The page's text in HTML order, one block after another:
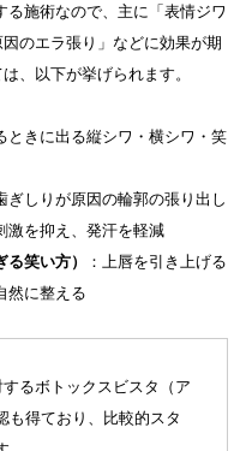
る施術なので、主に「表情ジワ
のエラ張り」などに効果が期
、以下が挙げられます。
ときに出る縦シワ・横シワ・笑
ぎしりが原因の輪郭の張り出し
激を抑え、発汗を軽減
笑い方）
：上唇を引き上げる
然に整える
るボトックスビスタ（ア
も得ており、比較的スタ